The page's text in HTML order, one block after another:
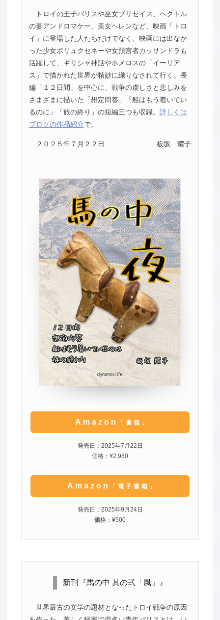
トロイの王子パリスや巫女ブリセイス、ヘクトル
の妻アンドロマケー、美女ヘレンなど、映画「トロ
イ」に登場した人たちだけでなく、映画には出なか
った少女ポリュクセネーや女預言者カッサンドラも
活躍して、ギリシャ神話やホメロスの「イーリア
ス」で描かれた世界が精妙に織りなされて行く。長
編「１２日間」を中心に、戦争の虚しさと悲しみを
さまざまに描いた「想定問答」「船はもう着いてい
るのに」「旅の終り」の短編三つも収録。 詳しくは
ブログの作品紹介で。
２０２５年７月２２日 板坂 耀子
Amazon 「書籍」
発売日：2025年7月22日
価格：¥2,980
Amazon 「電子書籍」
発売日：2025年9月24日
価格：¥500
新刊『馬の中 其の弐「風」』
世界最古の文学の題材となったトロイ戦争の原因